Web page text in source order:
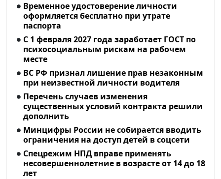
Временное удостоверение личности
оформляется бесплатно при утрате
паспорта
С 1 февраля 2027 года заработает ГОСТ по
психосоциальным рискам на рабочем
месте
ВС РФ признал лишение прав незаконным
при неизвестной личности водителя
Перечень случаев изменения
существенных условий контракта решили
дополнить
Минцифры России не собирается вводить
ограничения на доступ детей в соцсети
Спецрежим НПД вправе применять
несовершеннолетние в возрасте от 14 до 18
лет